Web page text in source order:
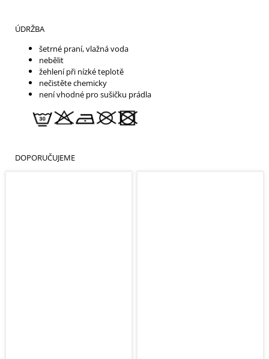
ÚDRŽBA
šetrné praní, vlažná voda
nebělit
žehlení při nízké teplotě
nečistěte chemicky
není vhodné pro sušičku prádla
DOPORUČUJEME